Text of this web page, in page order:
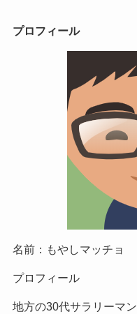
プロフィール
名前：もやしマッチョ
プロフィール
地方の30代サラリーマ